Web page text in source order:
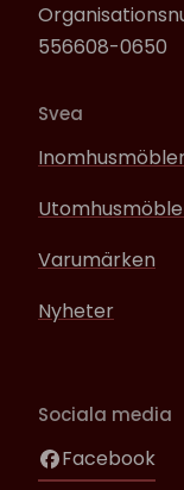
556608-0650
Svea
Varumärken
Nyheter
Sociala media
Facebook